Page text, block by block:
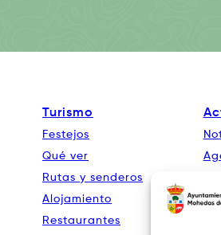
Turismo
Festejos
Qué ver
Rutas y senderos
Alojamiento
Restaurantes